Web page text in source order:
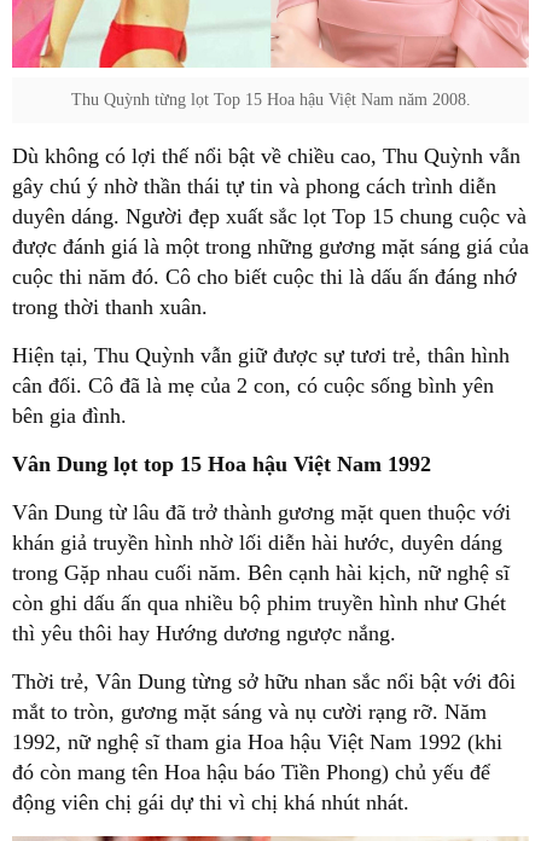
Thu Quỳnh từng lọt Top 15 Hoa hậu Việt Nam năm 2008.
Dù không có lợi thế nổi bật về chiều cao, Thu Quỳnh vẫn
gây chú ý nhờ thần thái tự tin và phong cách trình diễn
duyên dáng. Người đẹp xuất sắc lọt Top 15 chung cuộc và
được đánh giá là một trong những gương mặt sáng giá của
cuộc thi năm đó. Cô cho biết cuộc thi là dấu ấn đáng nhớ
trong thời thanh xuân.
Hiện tại, Thu Quỳnh vẫn giữ được sự tươi trẻ, thân hình
cân đối. Cô đã là mẹ của 2 con, có cuộc sống bình yên
bên gia đình.
Vân Dung lọt top 15 Hoa hậu Việt Nam 1992
Vân Dung từ lâu đã trở thành gương mặt quen thuộc với
khán giả truyền hình nhờ lối diễn hài hước, duyên dáng
trong Gặp nhau cuối năm. Bên cạnh hài kịch, nữ nghệ sĩ
còn ghi dấu ấn qua nhiều bộ phim truyền hình như Ghét
thì yêu thôi hay Hướng dương ngược nắng.
Thời trẻ, Vân Dung từng sở hữu nhan sắc nổi bật với đôi
mắt to tròn, gương mặt sáng và nụ cười rạng rỡ. Năm
1992, nữ nghệ sĩ tham gia Hoa hậu Việt Nam 1992 (khi
đó còn mang tên Hoa hậu báo Tiền Phong) chủ yếu để
động viên chị gái dự thi vì chị khá nhút nhát.